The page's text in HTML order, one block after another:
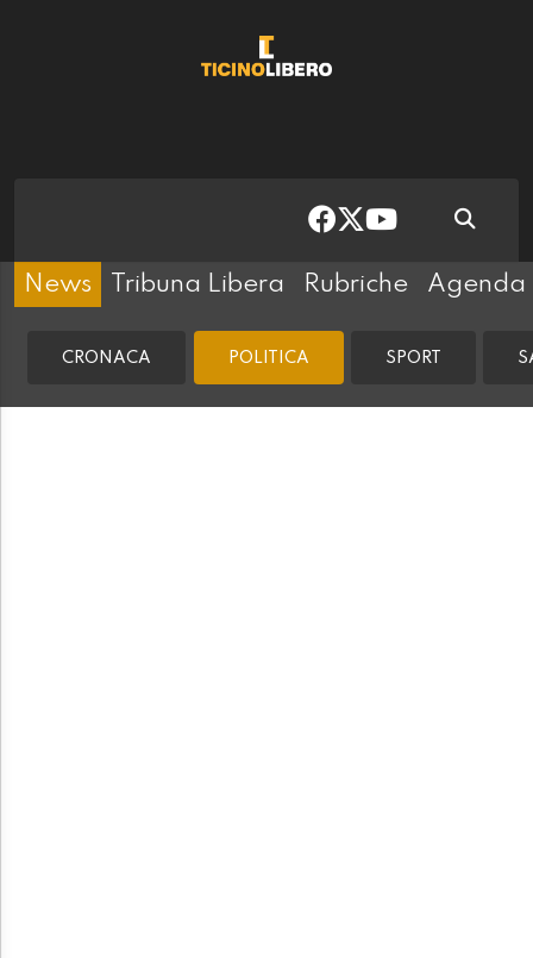
News Tribuna Libera Rubriche Agenda
CRONACA POLITICA SPORT